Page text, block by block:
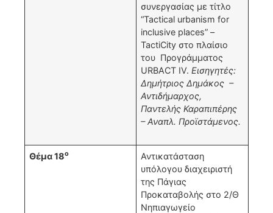
συνεργασίας με τίτλο
“Tactical urbanism for
inclusive places” –
TactiCity στο πλαίσιο
του Προγράμματος
URBACT IV.Εισηγητές:
Δημήτριος Δημάκος –
Αντιδήμαρχος,
Παντελής Καραπιπέρης
– Αναπλ. Προϊστάμενος.
Θέμα 18ο
Αντικατάσταση
υπόλογου διαχειριστή
της Πάγιας
Προκαταβολής στο 2/Θ
Νηπιαγωγείο